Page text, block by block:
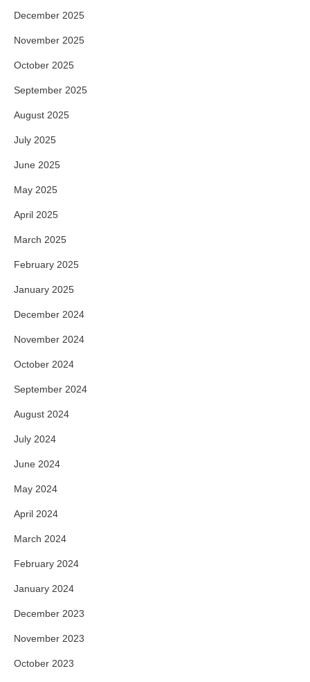
December 2025
November 2025
October 2025
September 2025
August 2025
July 2025
June 2025
May 2025
April 2025
March 2025
February 2025
January 2025
December 2024
November 2024
October 2024
September 2024
August 2024
July 2024
June 2024
May 2024
April 2024
March 2024
February 2024
January 2024
December 2023
November 2023
October 2023